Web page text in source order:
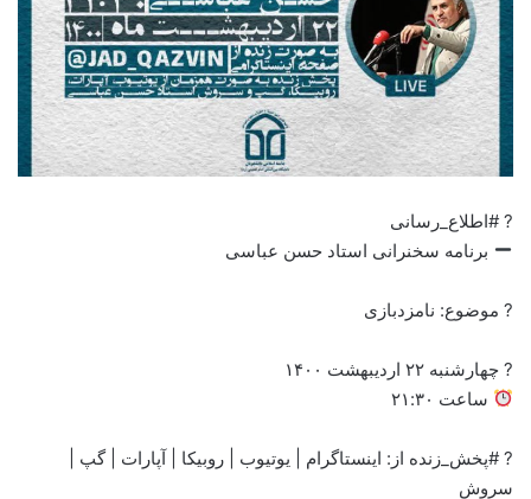
? #اطلاع_رسانی
برنامه سخنرانی استاد حسن عباسی
? موضوع: نامزدبازی
? چهارشنبه ۲۲ اردیبهشت ۱۴۰۰
ساعت ۲۱:۳۰
? #پخش_زنده از: اینستاگرام | یوتیوب | روبیکا | آپارات | گپ |
سروش